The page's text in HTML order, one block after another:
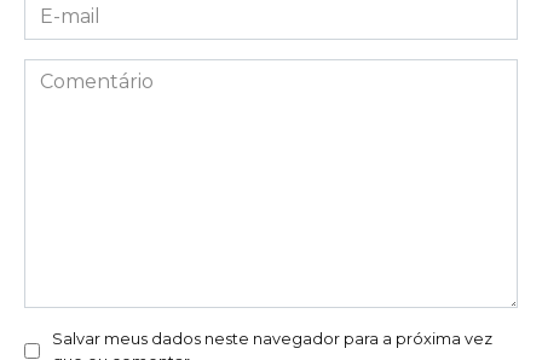
E-
mail
*Comentário
Salvar meus dados neste navegador para a próxima vez